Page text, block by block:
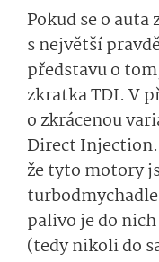
Pokud se o
s největší
představu o
zkratka TDI. V
o zkrácenou
Direct
že tyto motory
palivo je do
(tedy nikoli do